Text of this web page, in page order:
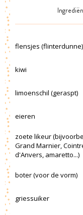
flensjes (flinterdunne)
kiwi
limoenschil (geraspt)
eieren
zoete likeur
Grand Marnier,
d'Anvers, amaretto...)
boter (voor de vorm)
griessuiker